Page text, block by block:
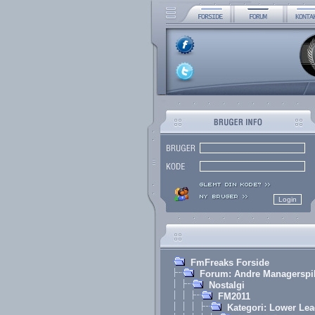
FmFreaks Forside
Forum: Andre Managerspil
Nostalgi
FM2011
Kategori: Lower